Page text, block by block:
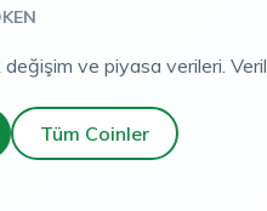
ve piyasa verileri.
Tüm Coinler